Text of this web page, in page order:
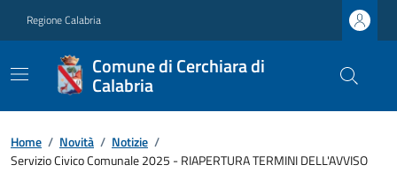
Regione Calabria
Comune di Cerchiara di
Calabria
Home / Novità / Notizie /
Servizio Civico Comunale 2025 - RIAPERTURA TERMINI DELL'AVVISO